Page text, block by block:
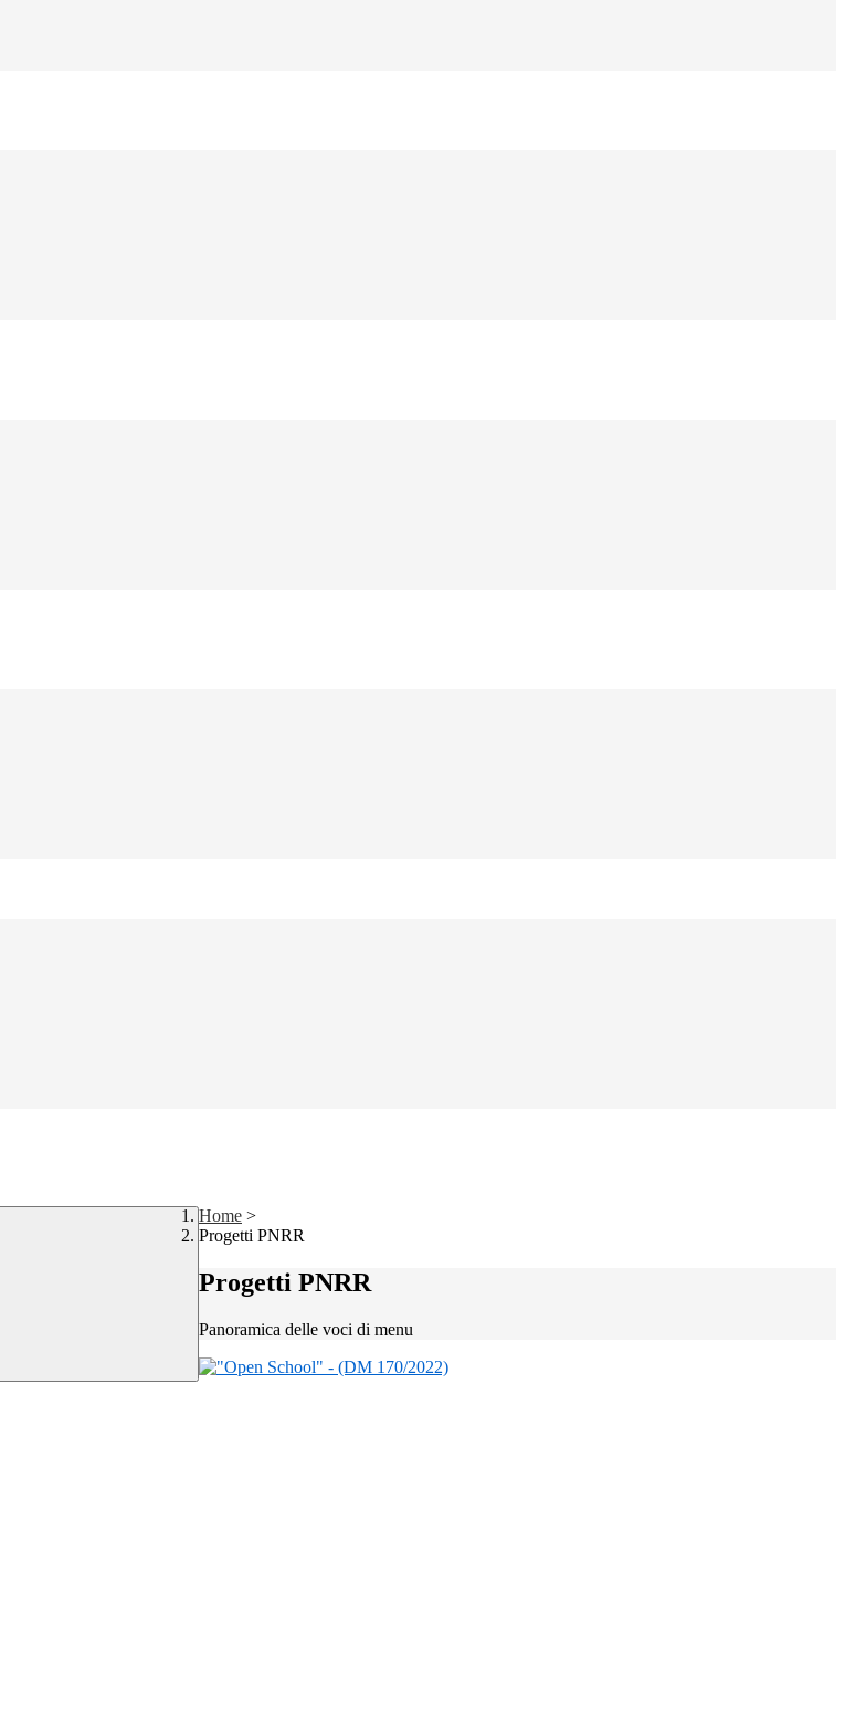
Home >
Progetti PNRR
Progetti PNRR
Panoramica delle voci di menu